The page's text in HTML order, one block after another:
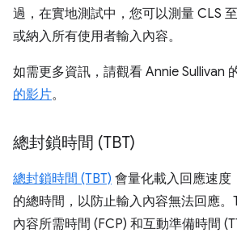
過，在實地測試中，您可以測量 CLS
或納入所有使用者輸入內容。
如需更多資訊，請觀看 Annie Sullivan
的影片。
總封鎖時間 (TBT)
總封鎖時間 (TBT) 會量化載入回應速度
的總時間，以防止輸入內容無法回應
內容所需時間 (FCP) 和互動準備時間